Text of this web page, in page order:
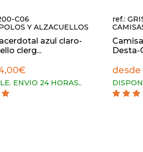
C06
Y ALZACUELLOS
azul claro-
clerg...
ENVIO 24 HORAS..
ref.:
Desta-